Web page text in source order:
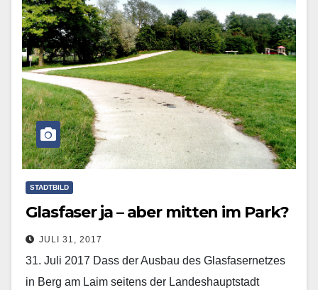
STADTBILD
Glasfaser ja – aber mitten im Park?
JULI 31, 2017
31. Juli 2017 Dass der Ausbau des Glasfasernetzes
in Berg am Laim seitens der Landeshauptstadt